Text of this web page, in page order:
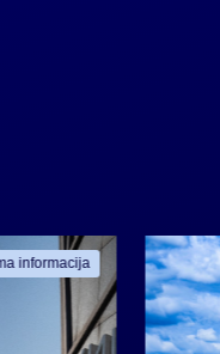
informacija